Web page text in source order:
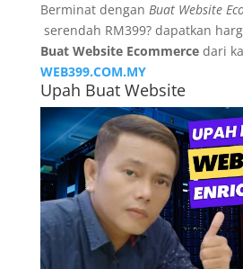
Berminat dengan Buat Website
serendah RM399? dapatkan
Buat Website Ecommercedari
WEB399.COM.MY
Upah Buat Website